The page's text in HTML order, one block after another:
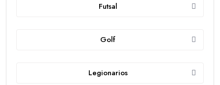
Futsal
Golf
Legionarios